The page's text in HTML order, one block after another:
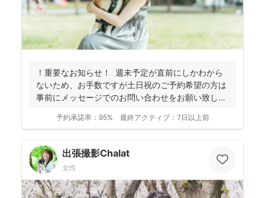
！重要なお知らせ！ 週末予定が直前にしかわから
ないため、お手数ですが土日祝のご予約希望の方は
事前にメッセージでのお問い合わせをお願い致しま
予約承諾率： 95% 最終アクティブ： 7日以上前
出張撮影Chalat
女性